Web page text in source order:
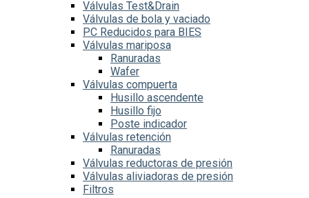
Válvulas Test&Drain
Válvulas de bola y vaciado
PC Reducidos para BIES
Válvulas mariposa
Ranuradas
Wafer
Válvulas compuerta
Husillo ascendente
Husillo fijo
Poste indicador
Válvulas retención
Ranuradas
Válvulas reductoras de presión
Válvulas aliviadoras de presión
Filtros